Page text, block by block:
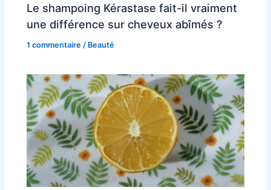
Le shampoing Kérastase fait-il vraiment
une différence sur cheveux abîmés ?
1 commentaire / Beauté